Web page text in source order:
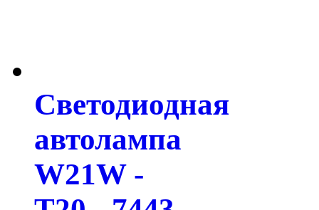
Светодиодная
автолампа
W21W -